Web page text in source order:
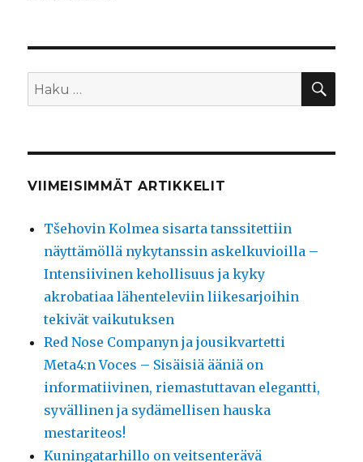
Etsi:
VIIMEISIMMÄT ARTIKKELIT
Tšehovin Kolmea sisarta tanssitettiin
näyttämöllä nykytanssin askelkuvioilla –
Intensiivinen kehollisuus ja kyky
akrobatiaa lähenteleviin liikesarjoihin
tekivät vaikutuksen
Red Nose Companyn ja jousikvartetti
Meta4:n Voces – Sisäisiä ääniä on
informatiivinen, riemastuttavan elegantti,
syvällinen ja sydämellisen hauska
mestariteos!
Kuningatarhillo on veitsenterävä